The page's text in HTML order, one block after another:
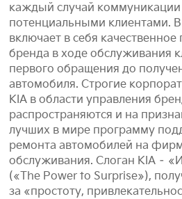
каждый случай коммуникации
потенциальными клиентами. В
включает в себя качественное
бренда в ходе обслуживания
первого обращения до
автомобиля. Строгие
KIA в области управления
распространяются и на
лучших в мире программу
ремонта автомобилей на
обслуживания. Слоган KIA –
(«The Power to Surprise»),
за «простоту,